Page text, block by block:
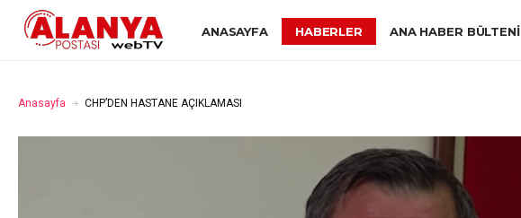
ANASAYFA HABERLER ANA HABER BÜLTENI
Anasayfa CHP’DEN HASTANE AÇIKLAMASI